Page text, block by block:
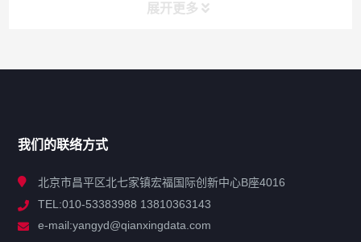
展开更多
解决方案
我们的联络方式
北京市昌平区北七家镇宏福国际创新中心B座4016
TEL:010-53383988 13810363143
e-mail:yangyd@qianxingdata.com